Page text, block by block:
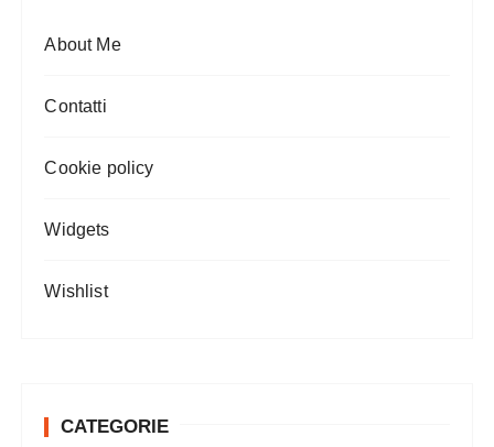
About Me
Contatti
Cookie policy
Widgets
Wishlist
CATEGORIE